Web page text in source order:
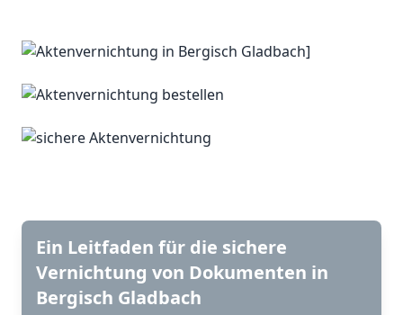
Ein Leitfaden für die sichere
Vernichtung von Dokumenten in
Bergisch Gladbach